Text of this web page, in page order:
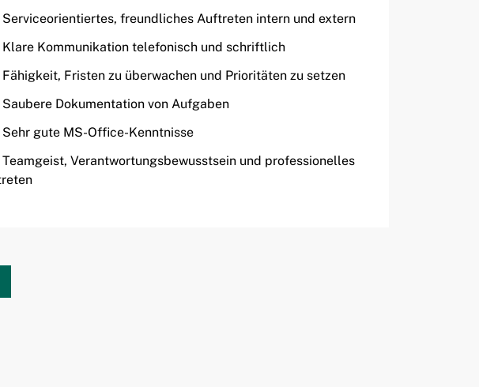
Serviceorientiertes, freundliches Auftreten intern und extern
Klare Kommunikation telefonisch und schriftlich
Fähigkeit, Fristen zu überwachen und Prioritäten zu setzen
Saubere Dokumentation von Aufgaben
Sehr gute MS-Office-Kenntnisse
Teamgeist, Verantwortungsbewusstsein und professionelles